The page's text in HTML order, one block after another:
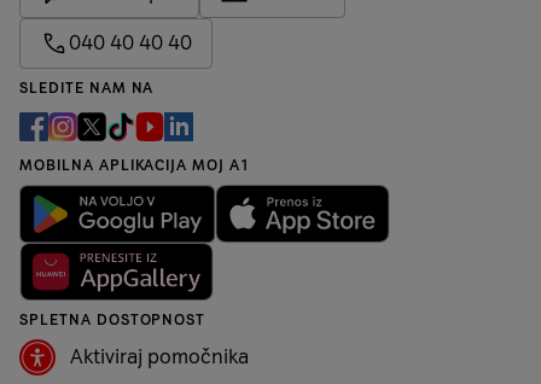
Maksimalna velikost
spominske kartice
standard CTIA/OMTP)
Varnost senzor prstnega odtisa
Procesor
Grafična kartica
040 40 40 40
SLEDITE NAM NA
MOBILNA APLIKACIJA MOJ A1
SPLETNA DOSTOPNOST
Aktiviraj pomočnika